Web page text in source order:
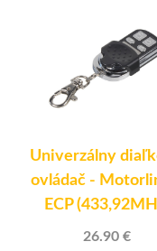
Univerzálny
ovládač -
ECP
26.90 €